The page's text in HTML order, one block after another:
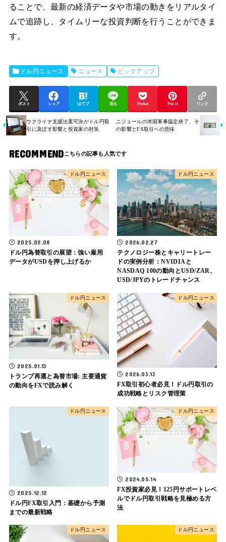
ることで、最新の経済データや市場の動きをリアルタイ
ムで追跡し、タイムリーな投資判断を行うことができま
す。
ドル円ニュース ニュース ピックアップ
ポスト シェア はてブ 送る Pocket Pin it リンク
ウクライナ支援法案可決がドル円取
引に及ぼす影響と投資家の対策
ニジェールの米国軍事協定終了、そ
の影響とFX取引への意味
RECOMMEND
ドル円ニュース
2025.02.08
ドル円為替取引の展望：強い雇用
データがUSDを押し上げるか
ドル円ニュース
2026.02.27
テクノロジー株とキャリートレー
ドの実例分析：NVIDIAと
NASDAQ 100の動向とUSD/ZAR、
USD/JPYのトレードチャンス
ドル円ニュース
2025.01.13
トランプ再選と為替市場: 主要通貨
の動向をFXで読み解く
ドル円ニュース
2026.03.13
FX取引初心者必見！ドル円取引の
成功戦略とリスク管理策
ドル円ニュース
2025.12.12
ドル円FX取引入門：基礎から予測
までの最新戦略
ドル円ニュース
2024.05.14
FX投資家必見！125円サポートレベ
ルでドル円取引戦略を見極める方
法
ドル円ニュース ドル円ニュース